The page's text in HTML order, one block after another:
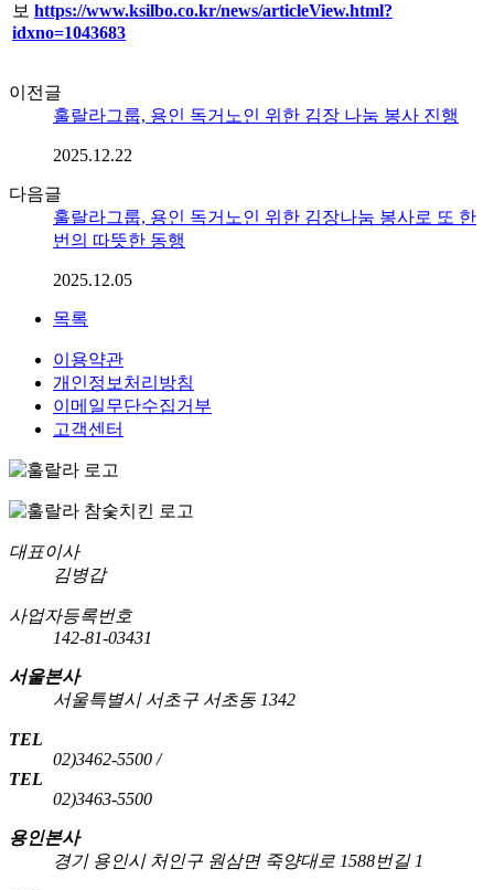
보 https://www.ksilbo.co.kr/news/articleView.html?
idxno=1043683
이전글
훌랄라그룹, 용인 독거노인 위한 김장 나눔 봉사 진행
2025.12.22
다음글
훌랄라그룹, 용인 독거노인 위한 김장나눔 봉사로 또 한
번의 따뜻한 동행
2025.12.05
목록
이용약관
개인정보처리방침
이메일무단수집거부
고객센터
대표이사
김병갑
사업자등록번호
142-81-03431
서울본사
서울특별시 서초구 서초동 1342
TEL
02)3462-5500 /
TEL
02)3463-5500
용인본사
경기 용인시 처인구 원삼면 죽양대로 1588번길 1